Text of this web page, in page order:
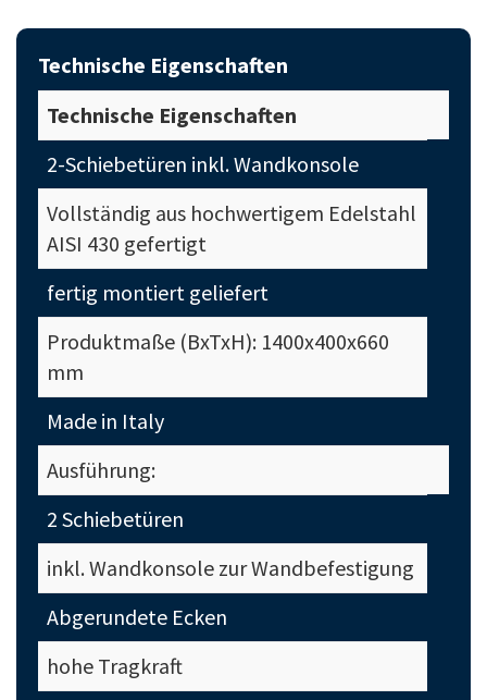
Technische Eigenschaften
Technische Eigenschaften
2-Schiebetüren inkl. Wandkonsole
Vollständig aus hochwertigem Edelstahl
AISI 430 gefertigt
fertig montiert geliefert
Produktmaße (BxTxH): 1400x400x660
mm
Made in Italy
Ausführung:
2 Schiebetüren
inkl. Wandkonsole zur Wandbefestigung
Abgerundete Ecken
hohe Tragkraft